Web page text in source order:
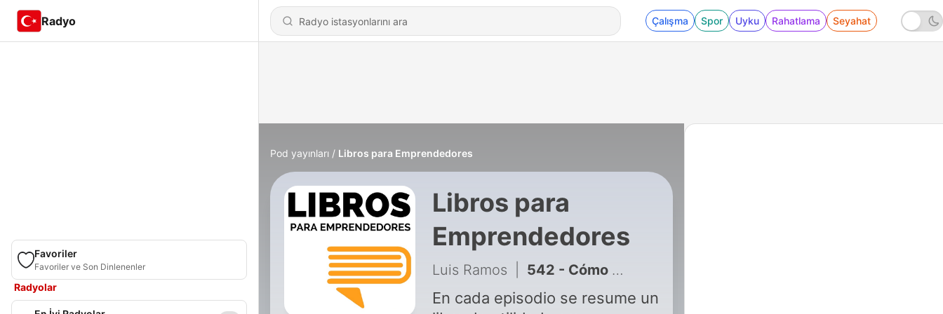
Radyo Çalışma Spor Uyku Rahatlama Seyahat
Favoriler
Favoriler ve Son Dinlenenler
Radyolar
Pod yayınları Libros para Emprendedores
Libros para
Emprendedores
Luis Ramos 542 - Cómo delegar lo que importa - Pasa a la Acción con Luis Ramos
En cada episodio se resume un